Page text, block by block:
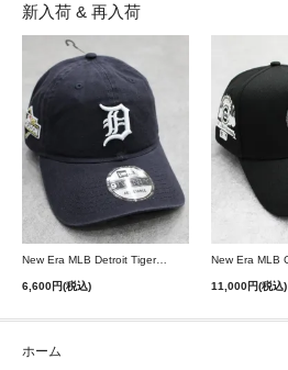
新入荷 & 再入荷
New Era MLB Detroit Tigers Postseason 9Twenty Strapback Cap - Navy
6,600円(税込) 11,000円(税込)
ホーム